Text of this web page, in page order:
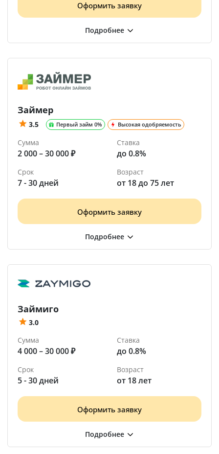
Оформить заявку
Займер
3.5 Первый займ 0% Высокая одобряемость
Сумма
2 000 – 30 000 ₽
Ставка
до 0.8%
Срок
7 - 30 дней
Возраст
от 18 до 75 лет
Оформить заявку
Займиго
3.0
Сумма
4 000 – 30 000 ₽
Ставка
до 0.8%
Срок
5 - 30 дней
Возраст
от 18 лет
Оформить заявку